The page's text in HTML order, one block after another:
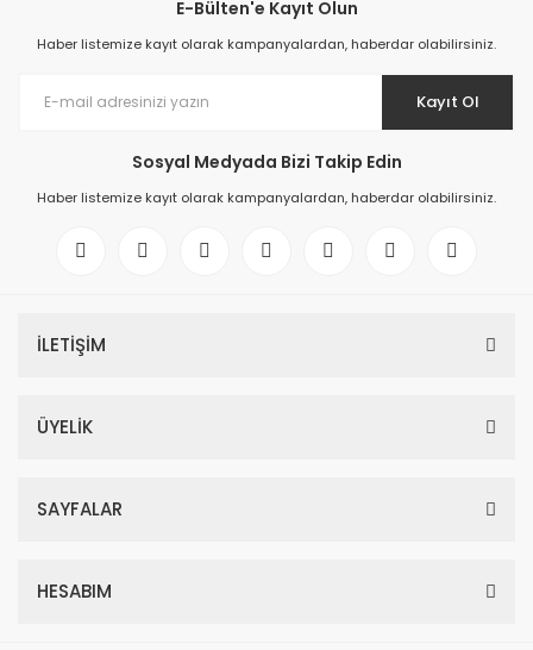
E-Bülten'e Kayıt Olun
Haber listemize kayıt olarak kampanyalardan, haberdar olabilirsiniz.
Kayıt Ol
Sosyal Medyada Bizi Takip Edin
Haber listemize kayıt olarak kampanyalardan, haberdar olabilirsiniz.
İLETİŞİM
ÜYELİK
SAYFALAR
HESABIM